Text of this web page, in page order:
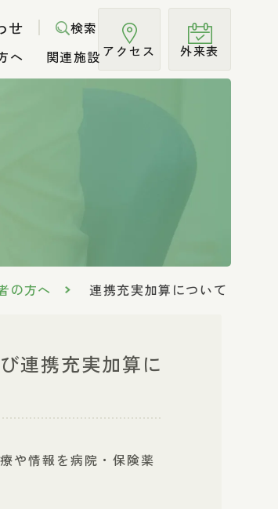
せ
検索
へ 関連施設
医療費あと払いサービ
入院の流れ・手続き
リウマチ科
耳鼻咽喉科
嚥下外来
広報・Web改善の取り
広報誌「みどりの森」
在宅医療情報連携加算
がん化学療法レジメン
アクセス 外来表
の方へ 連携充実加算について
連携充実加算に
や情報を病院・保険薬